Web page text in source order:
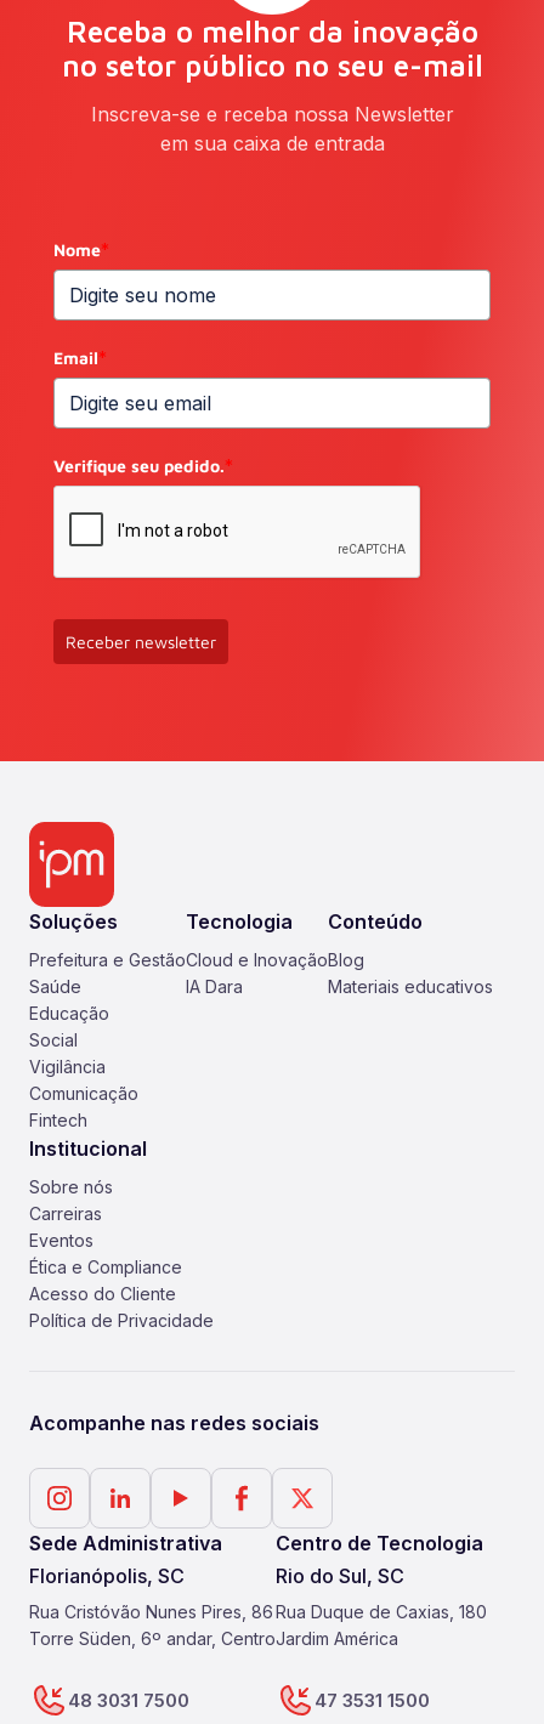
Receba o melhor da inovação
no setor público no seu e-mail
Inscreva-se e receba nossa Newsletter
em sua caixa de entrada
Nome*
Email*
Verifique seu pedido.*
Receber newsletter
Soluções
Prefeitura e Gestão
Saúde
Educação
Social
Vigilância
Comunicação
Fintech
Tecnologia
Cloud e Inovação
IA Dara
Conteúdo
Blog
Materiais educativos
Institucional
Sobre nós
Carreiras
Eventos
Ética e Compliance
Acesso do Cliente
Política de Privacidade
Acompanhe nas redes sociais
Sede Administrativa
Florianópolis, SC
Rua Cristóvão Nunes Pires, 86
Torre Süden, 6º andar, Centro
48 3031 7500
Centro de Tecnologia
Rio do Sul, SC
Rua Duque de Caxias, 180
Jardim América
47 3531 1500